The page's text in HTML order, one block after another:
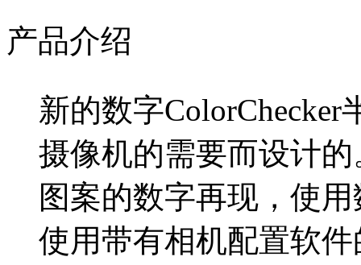
产品介绍
新的数字ColorChecker
摄像机的需要而设计
图案的数字再现，使
使用带有相机配置软